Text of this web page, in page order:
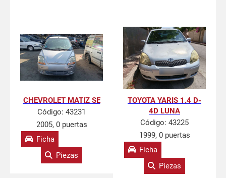
CHEVROLET MATIZ SE
Código: 43231
2005, 0 puertas
Ficha
Piezas
TOYOTA YARIS 1.4 D-
4D LUNA
Código: 43225
1999, 0 puertas
Ficha
Piezas